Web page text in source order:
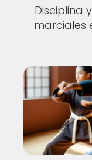
Disciplina
marciales